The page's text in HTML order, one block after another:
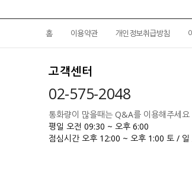
홈 이용약관 개인정보취급방침
고객센터
02-575-2048
통화량이 많을때는 Q&A를 이용해주세요
평일 오전 09:30 ~ 오후 6:00
점심시간 오후 12:00 ~ 오후 1:00 토 / 일